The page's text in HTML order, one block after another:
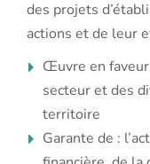
des projets
actions et de leur
Œuvre en
secteur et des
territoire
Garante de :